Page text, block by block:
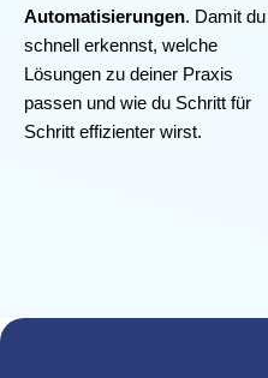
Automatisierungen. Damit du
schnell erkennst, welche
Lösungen zu deiner Praxis
passen und wie du Schritt für
Schritt effizienter wirst.